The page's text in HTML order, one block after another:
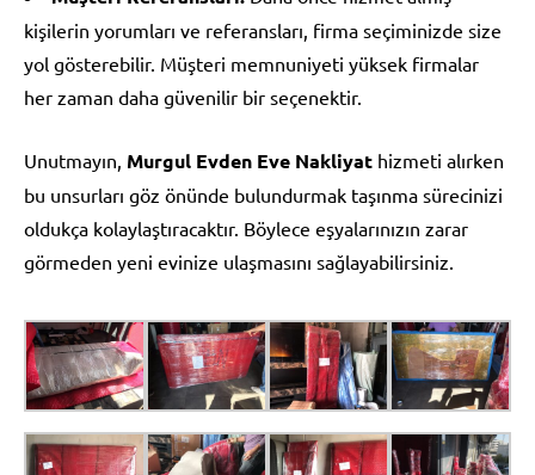
kişilerin yorumları ve referansları, firma seçiminizde size
yol gösterebilir. Müşteri memnuniyeti yüksek firmalar
her zaman daha güvenilir bir seçenektir.
Unutmayın, Murgul Evden Eve Nakliyat hizmeti alırken
bu unsurları göz önünde bulundurmak taşınma sürecinizi
oldukça kolaylaştıracaktır. Böylece eşyalarınızın zarar
görmeden yeni evinize ulaşmasını sağlayabilirsiniz.